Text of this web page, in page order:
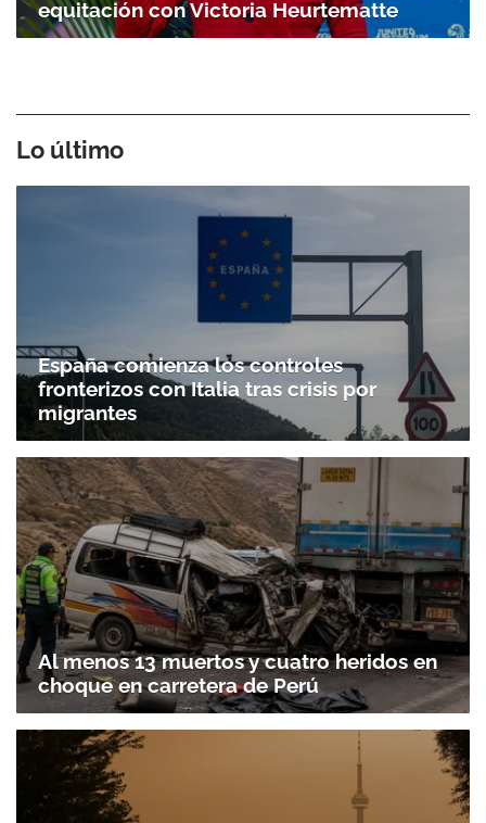
equitación con Victoria Heurtematte
Lo último
España comienza los controles
fronterizos con Italia tras crisis por
migrantes
Al menos 13 muertos y cuatro heridos en
choque en carretera de Perú